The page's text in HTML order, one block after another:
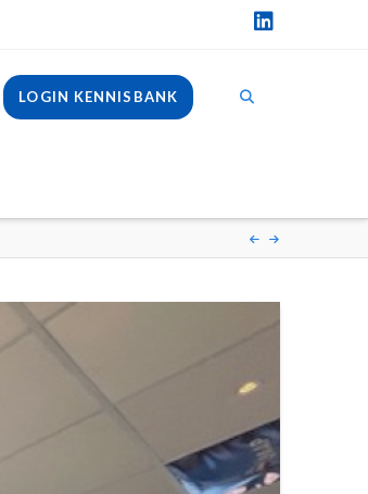
LOGIN KENNISBANK